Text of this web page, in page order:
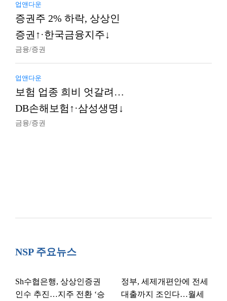
업앤다운
증권주 2% 하락, 상상인
증권↑·한국금융지주↓
금융/증권
업앤다운
보험 업종 희비 엇갈려…
DB손해보험↑·삼성생명↓
금융/증권
NSP 주요뉴스
Sh수협은행, 상상인증권
인수 추진…지주 전환 ‘승
정부, 세제개편안에 전세
대출까지 조인다…월세